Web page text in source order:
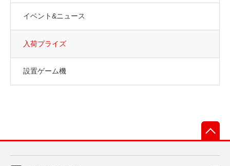
イベント&ニュース
入荷プライズ
設置ゲーム機